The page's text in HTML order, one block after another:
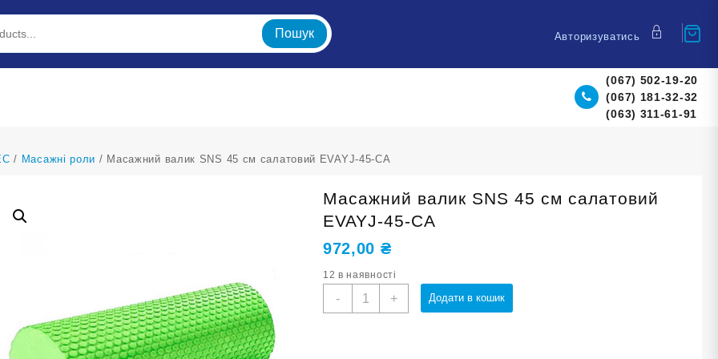
Пошук Авторизуватись
(067) 502-19-20
(067) 181-32-32
(063) 311-61-91
/ Масажні роли / Масажний валик SNS 45 см салатовий EVAYJ-45-СА
Масажний валик SNS 45 см салатовий
EVAYJ-45-СА
972,00 ₴
12 в наявності
-
Масажний
+ Додати в кошик